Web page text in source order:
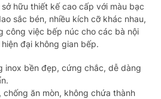
hữu thiết kế cao cấp với màu bạc
sắc bén, nhiều kích cỡ khác nhau,
công việc bếp núc cho các bà nội
đại không gian bếp.
inox bền đẹp, cứng chắc, dễ dàng
chống ăn mòn, không chứa thành